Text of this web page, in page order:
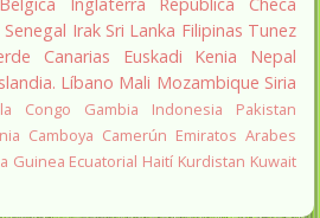
Senegal Irak Sri Lanka Filipinas Tunez
Canarias Euskadi Kenia
Nepal
Líbano Mali Mozambique Siria
Congo Gambia Indonesia
Pakistan
Camboya Camerún Emiratos Arabes
Guinea Ecuatorial Haití Kurdistan Kuwait